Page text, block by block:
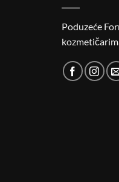
Poduzeće